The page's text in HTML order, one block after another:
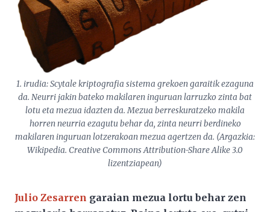
1. irudia:Scytalekriptografia sistema grekoen garaitik ezaguna
da. Neurri jakin bateko makilaren inguruan larruzko zinta bat
lotu eta mezua idazten da. Mezua berreskuratzeko makila
horren neurria ezagutu behar da, zinta neurri berdineko
makilaren inguruan lotzerakoan mezua agertzen da. (Argazkia:
Wikipedia. Creative Commons Attribution-Share Alike 3.0
lizentziapean)
Julio Zesarren garaian mezua lortu behar zen